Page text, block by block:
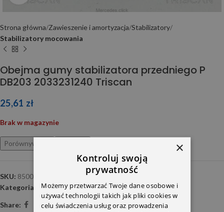
Strona główna Zawieszenie i amortyzacja Stabilizatory
Stabilizatory mocowania
Obejma gumy stabilizatora przedniego P
DB203 2033231240 Triscan
25,61 zł
Brak w magazynie
Porównywarka
SKU: 850023895
Kategoria:
Stabilizatory mocowania
Share:
×
Kontroluj swoją
prywatność
Możemy przetwarzać Twoje dane osobowe i
używać technologii takich jak pliki cookies w
celu świadczenia usług oraz prowadzenia